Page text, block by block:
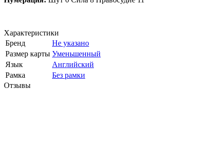
Характеристики
Бренд
Не указано
Размер карты Уменьшенный
Язык
Английский
Рамка
Без рамки
Отзывы